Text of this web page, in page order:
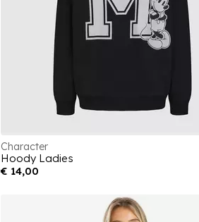
Character
Hoody Ladies
€ 14,00